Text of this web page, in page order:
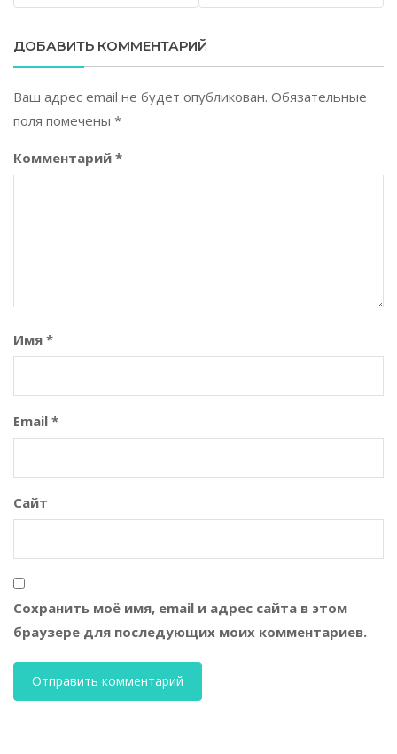
ДОБАВИТЬ КОММЕНТАРИЙ
Ваш адрес email не будет опубликован. Обязательные
поля помечены *
Комментарий *
Имя *
Email *
Сайт
Сохранить моё имя, email и адрес сайта в этом
браузере для последующих моих комментариев.